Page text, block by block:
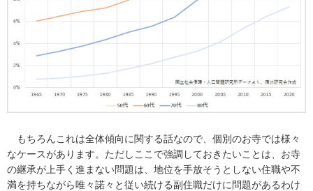
もちろんこれは全体傾向に関する話なので、個別のお寺では様々
なケースがあります。ただしここで強調しておきたいことは、お寺
の継承が上手く進まない問題は、地位を手放そうとしない住職や不
満を持ちながら唯々諾々と従い続ける副住職だけに問題があるわけ